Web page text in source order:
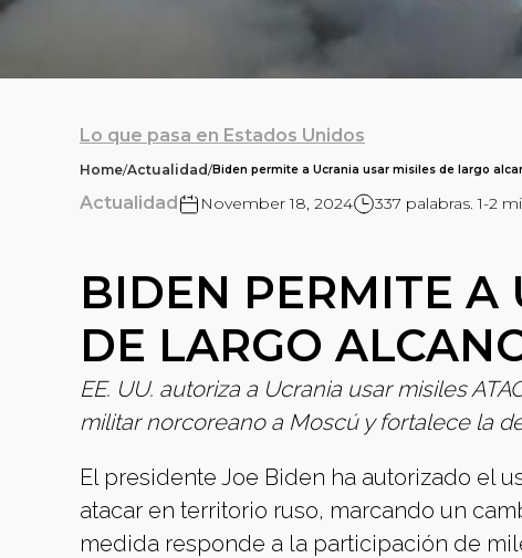
Lo que pasa en Estados Unidos
Home/Actualidad/Biden permite a Ucrania usar misiles de largo
Actualidad November 18, 2024 337 palabras. 1-2
BIDEN PERMITE A
DE LARGO
EE. UU. autoriza a Ucrania usar misiles
militar norcoreano a Moscú y fortalece la
El presidente Joe Biden ha autorizado el
atacar en territorio ruso, marcando un
medida responde a la participación de